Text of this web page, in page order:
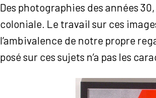
Des photographies des années
coloniale. Le travail sur ces
l’ambivalence de notre propre
posé sur ces sujets n’a pas les